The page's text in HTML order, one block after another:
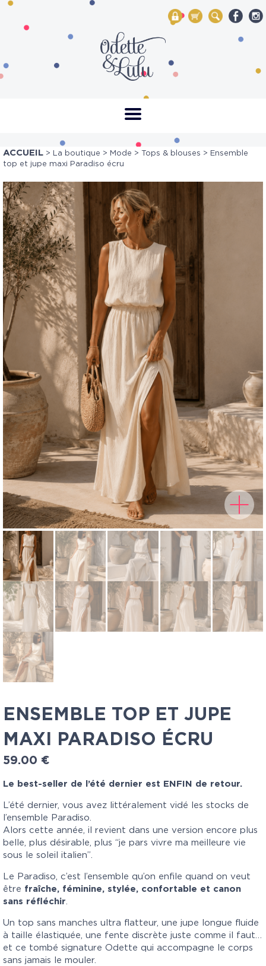
My Account
Mon panier
Rechercher
ACCUEIL > La boutique > Mode > Tops & blouses > Ensemble
top et jupe maxi Paradiso écru
ENSEMBLE TOP ET JUPE
MAXI PARADISO ÉCRU
59.00 €
Le best-seller de l’été dernier est ENFIN de retour.
L’été dernier, vous avez littéralement vidé les stocks de
l’ensemble Paradiso.
Alors cette année, il revient dans une version encore plus
belle, plus désirable, plus “je pars vivre ma meilleure vie
sous le soleil italien”.
Le Paradiso, c’est l’ensemble qu’on enfile quand on veut
être fraîche, féminine, stylée, confortable et canon
sans réfléchir.
Un top sans manches ultra flatteur, une jupe longue fluide
à taille élastiquée, une fente discrète juste comme il faut…
et ce tombé signature Odette qui accompagne le corps
sans jamais le mouler.